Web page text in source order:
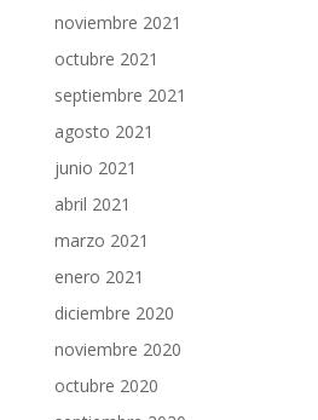
noviembre 2021
octubre 2021
septiembre 2021
agosto 2021
junio 2021
abril 2021
marzo 2021
enero 2021
diciembre 2020
noviembre 2020
octubre 2020